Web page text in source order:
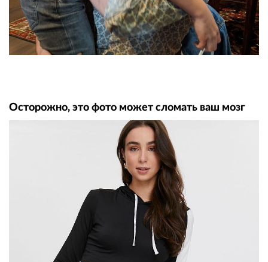
Осторожно, это фото может сломать ваш мозг